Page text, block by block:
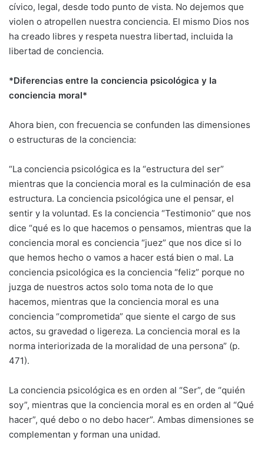
cívico, legal, desde todo punto de vista. No dejemos que
violen o atropellen nuestra conciencia. El mismo Dios nos
ha creado libres y respeta nuestra libertad, incluida la
libertad de conciencia.
*Diferencias entre la conciencia psicológica y la
conciencia moral*
Ahora bien, con frecuencia se confunden las dimensiones
o estructuras de la conciencia:
“La conciencia psicológica es la “estructura del ser”
mientras que la conciencia moral es la culminación de esa
estructura. La conciencia psicológica une el pensar, el
sentir y la voluntad. Es la conciencia “Testimonio” que nos
dice “qué es lo que hacemos o pensamos, mientras que la
conciencia moral es conciencia “juez” que nos dice si lo
que hemos hecho o vamos a hacer está bien o mal. La
conciencia psicológica es la conciencia “feliz” porque no
juzga de nuestros actos solo toma nota de lo que
hacemos, mientras que la conciencia moral es una
conciencia “comprometida” que siente el cargo de sus
actos, su gravedad o ligereza. La conciencia moral es la
norma interiorizada de la moralidad de una persona” (p.
471).
La conciencia psicológica es en orden al “Ser”, de “quién
soy”, mientras que la conciencia moral es en orden al “Qué
hacer”, qué debo o no debo hacer”. Ambas dimensiones se
complementan y forman una unidad.